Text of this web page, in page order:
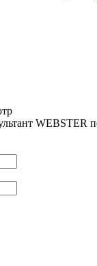
WEBSTER